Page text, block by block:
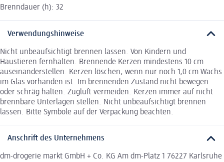
Brenndauer (h): 32
Verwendungshinweise
Nicht unbeaufsichtigt brennen lassen. Von Kindern und
Haustieren fernhalten. Brennende Kerzen mindestens 10 cm
auseinanderstellen. Kerzen löschen, wenn nur noch 1,0 cm Wachs
im Glas vorhanden ist. Im brennenden Zustand nicht bewegen
oder schräg halten. Zugluft vermeiden. Kerzen immer auf nicht
brennbare Unterlagen stellen. Nicht unbeaufsichtigt brennen
lassen. Bitte Symbole auf der Verpackung beachten.
Anschrift des Unternehmens
dm-drogerie markt GmbH + Co. KG Am dm-Platz 1 76227 Karlsruhe